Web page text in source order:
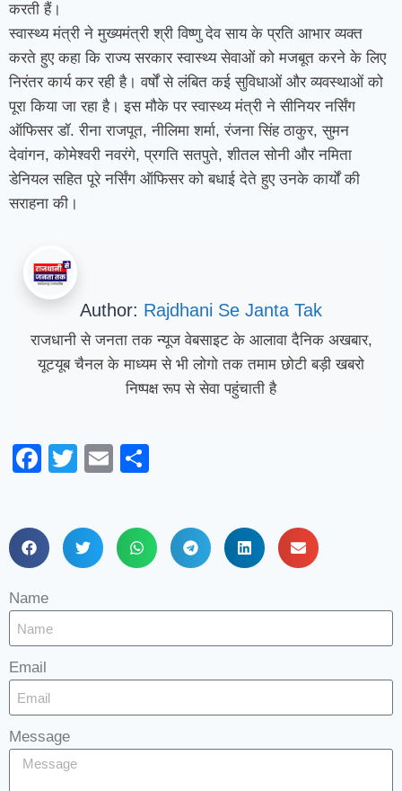
करती हैं।
स्वास्थ्य मंत्री ने मुख्यमंत्री श्री विष्णु देव साय के प्रति आभार व्यक्त
करते हुए कहा कि राज्य सरकार स्वास्थ्य सेवाओं को मजबूत करने के लिए
निरंतर कार्य कर रही है। वर्षों से लंबित कई सुविधाओं और व्यवस्थाओं को
पूरा किया जा रहा है। इस मौके पर स्वास्थ्य मंत्री ने सीनियर नर्सिंग
ऑफिसर डॉ. रीना राजपूत, नीलिमा शर्मा, रंजना सिंह ठाकुर, सुमन
देवांगन, कोमेश्वरी नवरंगे, प्रगति सतपुते, शीतल सोनी और नमिता
डेनियल सहित पूरे नर्सिंग ऑफिसर को बधाई देते हुए उनके कार्यों की
सराहना की।
Author: Rajdhani Se Janta Tak
राजधानी से जनता तक न्यूज वेबसाइट के आलावा दैनिक अखबार,
यूटयूब चैनल के माध्यम से भी लोगो तक तमाम छोटी बड़ी खबरो
निष्पक्ष रूप से सेवा पहुंचाती है
Facebook
TwitterEmail
Name
Email
Message